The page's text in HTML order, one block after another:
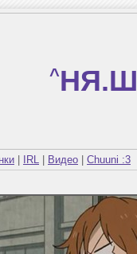
^НЯ.Ш
IRL Видео Chuuni :3